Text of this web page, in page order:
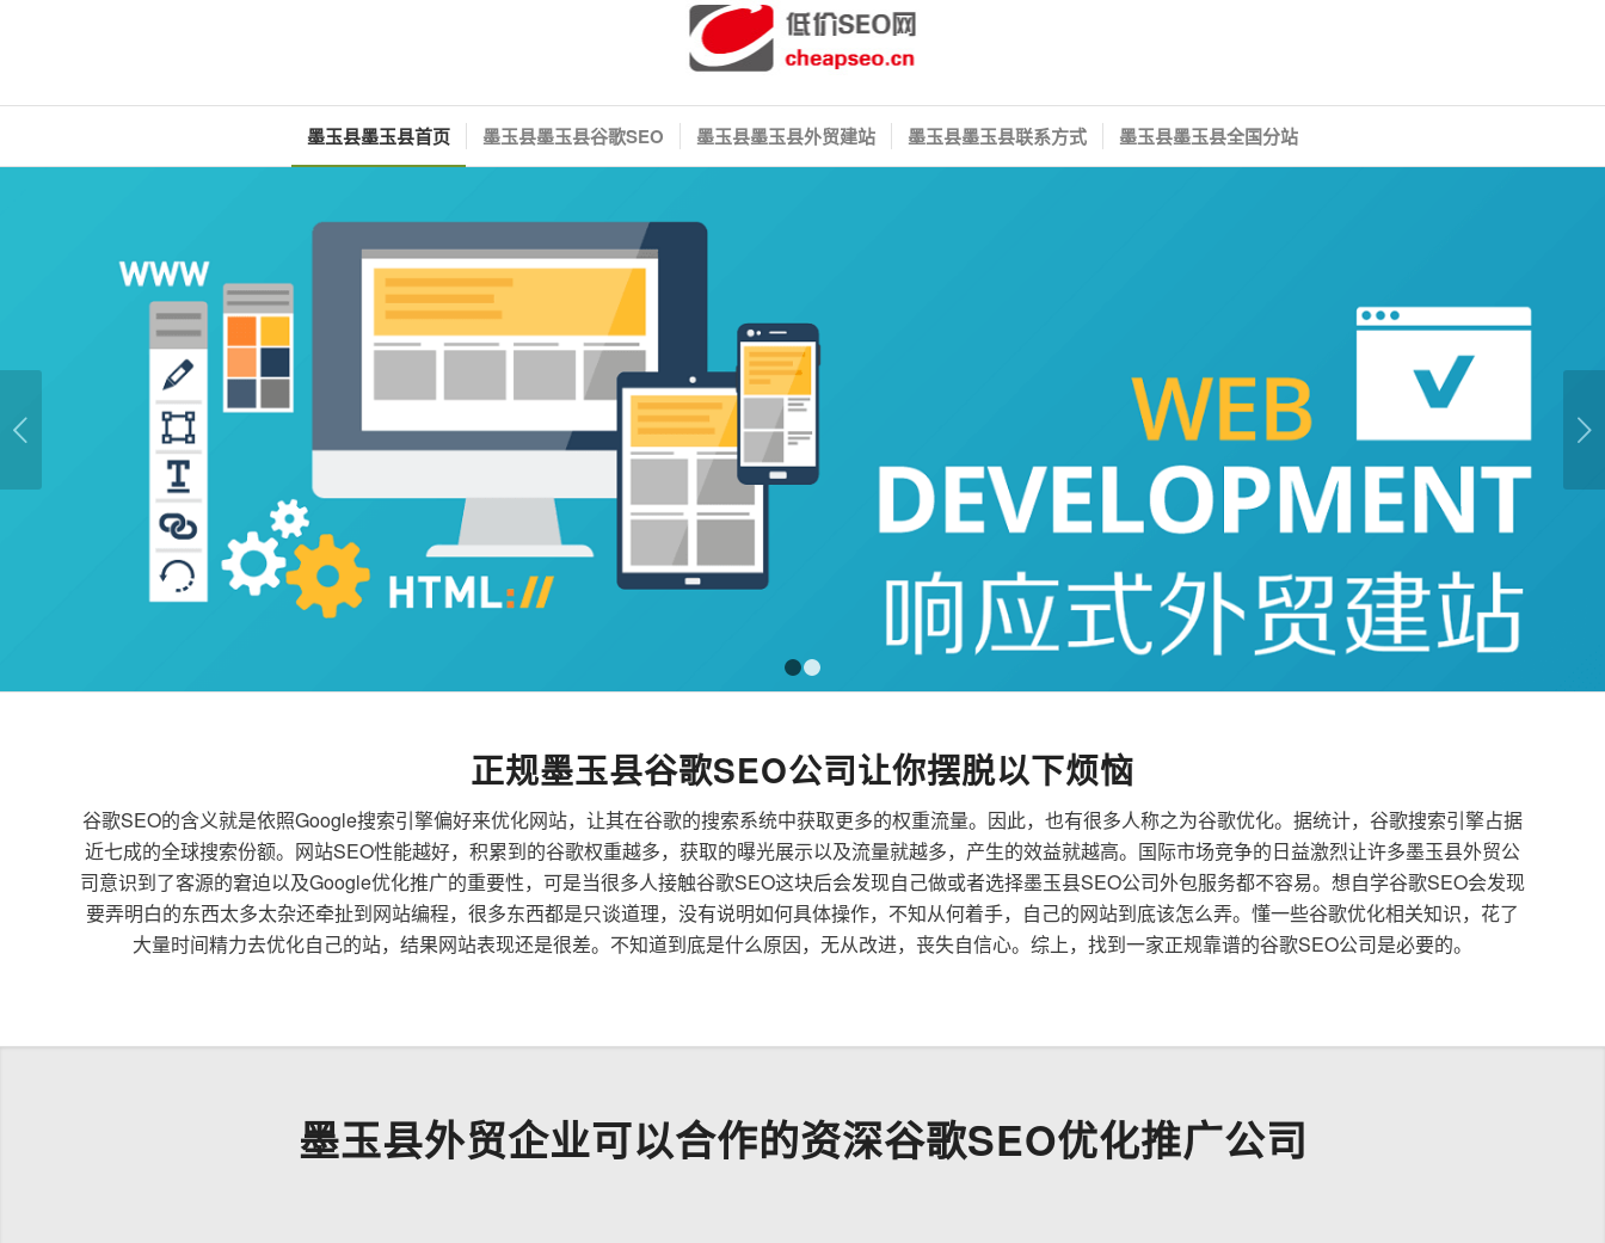
墨玉县墨玉县首页 墨玉县墨玉县谷歌SEO 墨玉县墨玉县外贸建站 墨玉县墨玉县联系方式 墨玉县墨玉县全国分站
下一页
正规墨玉县谷歌SEO公司让你摆脱以下烦恼
谷歌SEO的含义就是依照Google搜索引擎偏好来优化网站，让其在谷歌的搜索系统中获取更多的权重流量。因此，也有很多人称之为谷歌优化。据统计，谷歌搜索引擎占据
近七成的全球搜索份额。网站SEO性能越好，积累到的谷歌权重越多，获取的曝光展示以及流量就越多，产生的效益就越高。国际市场竞争的日益激烈让许多墨玉县外贸公
司意识到了客源的窘迫以及Google优化推广的重要性，可是当很多人接触谷歌SEO这块后会发现自己做或者选择墨玉县SEO公司外包服务都不容易。想自学谷歌SEO会发现
要弄明白的东西太多太杂还牵扯到网站编程，很多东西都是只谈道理，没有说明如何具体操作，不知从何着手，自己的网站到底该怎么弄。懂一些谷歌优化相关知识，花了
大量时间精力去优化自己的站，结果网站表现还是很差。不知道到底是什么原因，无从改进，丧失自信心。综上，找到一家正规靠谱的谷歌SEO公司是必要的。
墨玉县外贸企业可以合作的资深谷歌SEO优化推广公司